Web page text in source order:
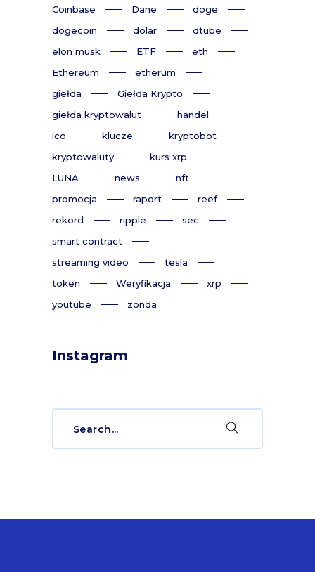
Coinbase Dane
doge
dogecoin
dolar
dtube
elon musk
ETF
eth
Ethereum
etherum
giełda
Giełda Krypto
giełda kryptowalut
handel
ico
klucze
kryptobot
kryptowaluty
kurs xrp
LUNA
news
nft
promocja
raport
reef
rekord
ripple
sec
smart contract
streaming video
tesla
token
Weryfikacja
xrp
youtube
zonda
Instagram